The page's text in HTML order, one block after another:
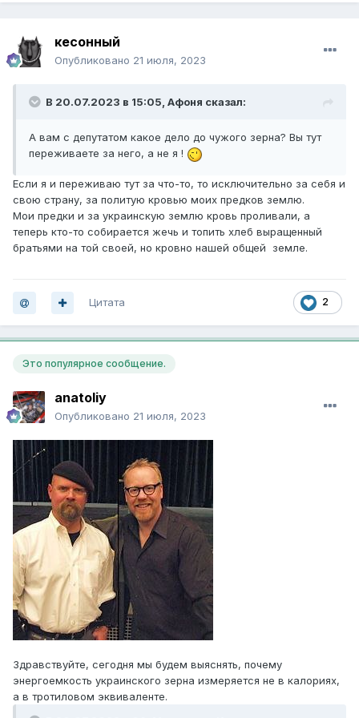
кесонный
Опубликовано 21 июля, 2023
В 20.07.2023 в 15:05, Афоня сказал:
А вам с депутатом какое дело до чужого зерна? Вы тут
переживаете за него, а не я !
Если я и переживаю тут за что-то, то исключительно за себя и
свою страну, за политую кровью моих предков землю.
Мои предки и за украинскую землю кровь проливали, а
теперь кто-то собирается жечь и топить хлеб выращенный
братьями на той своей, но кровно нашей общей земле.
2
Цитата
Это популярное сообщение.
anatoliy
Опубликовано 21 июля, 2023
Здравствуйте, сегодня мы будем выяснять, почему
энергоемкость украинского зерна измеряется не в калориях,
а в тротиловом эквиваленте.